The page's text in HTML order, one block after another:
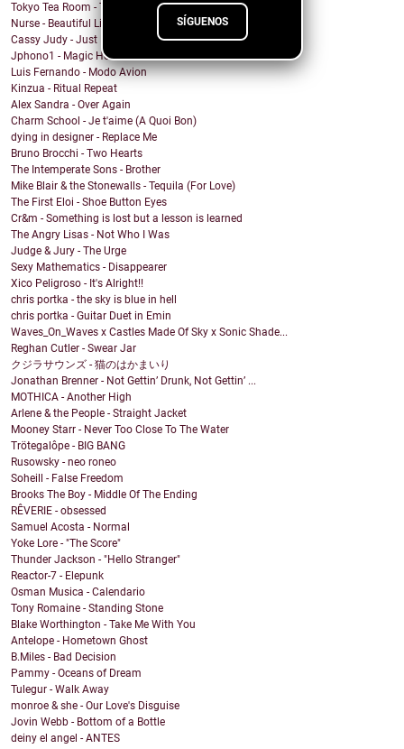
SÍGUENOS
Tokyo Tea Room - Tell Me How
Nurse - Beautiful Lie
Cassy Judy - Just For Being Who We Are
Jphono1 - Magic Here
Luis Fernando - Modo Avion
Kinzua - Ritual Repeat
Alex Sandra - Over Again
Charm School - Je t'aime (A Quoi Bon)
dying in designer - Replace Me
Bruno Brocchi - Two Hearts
The Intemperate Sons - Brother
Mike Blair & the Stonewalls - Tequila (For Love)
The First Eloi - Shoe Button Eyes
Cr&m - Something is lost but a lesson is learned
The Angry Lisas - Not Who I Was
Judge & Jury - The Urge
Sexy Mathematics - Disappearer
Xico Peligroso - It's Alright!!
chris portka - the sky is blue in hell
chris portka - Guitar Duet in Emin
Waves_On_Waves x Castles Made Of Sky x Sonic Shade...
Reghan Cutler - Swear Jar
クジラサウンズ - 猫のはかまいり
Jonathan Brenner - Not Gettin’ Drunk, Not Gettin’ ...
MOTHICA - Another High
Arlene & the People - Straight Jacket
Mooney Starr - Never Too Close To The Water
Trötegalôpe - BIG BANG
Rusowsky - neo roneo
Soheill - False Freedom
Brooks The Boy - Middle Of The Ending
RÊVERIE - obsessed
Samuel Acosta - Normal
Yoke Lore - "The Score"
Thunder Jackson - "Hello Stranger"
Reactor-7 - Elepunk
Osman Musica - Calendario
Tony Romaine - Standing Stone
Blake Worthington - Take Me With You
Antelope - Hometown Ghost
B.Miles - Bad Decision
Pammy - Oceans of Dream
Tulegur - Walk Away
monroe & she - Our Love's Disguise
Jovin Webb - Bottom of a Bottle
deiny el angel - ANTES